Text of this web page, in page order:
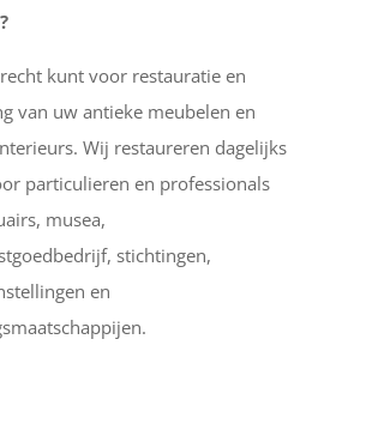
kunt voor restauratie en
van uw antieke meubelen en
Wij restaureren dagelijks
particulieren en professionals
musea,
stichtingen,
en